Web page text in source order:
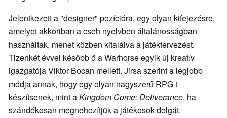
Jelentkezett a "designer" pozícióra, egy olyan kifejezésre,
amelyet akkoriban a cseh nyelvben általánosságban
használtak, menet közben kitalálva a játéktervezést.
Tizenkét évvel később ő a Warhorse egyik új kreatív
igazgatója Viktor Bocan mellett. Jirsa szerint a legjobb
módja annak, hogy egy olyan nagyszerű RPG-t
készítsenek, mint aKingdom Come: Deliverance, ha
szándékosan megnehezítjük a játékosok dolgát.